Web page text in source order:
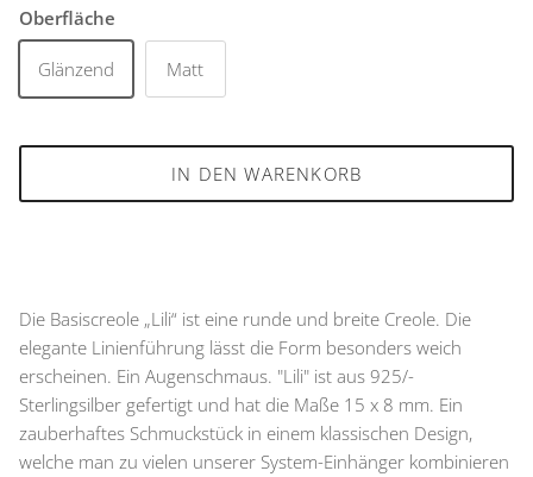
Oberfläche
Glänzend Matt
IN DEN WARENKORB
Die Basiscreole „Lili“ ist eine runde und breite Creole. Die
elegante Linienführung lässt die Form besonders weich
erscheinen. Ein Augenschmaus. "Lili" ist aus 925/-
Sterlingsilber gefertigt und hat die Maße 15 x 8 mm. Ein
zauberhaftes Schmuckstück in einem klassischen Design,
welche man zu vielen unserer System-Einhänger kombinieren